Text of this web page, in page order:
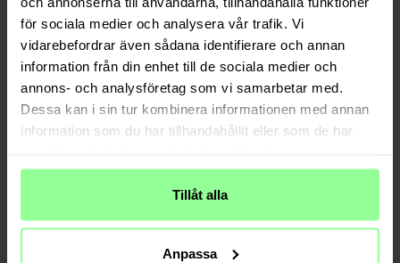
för sociala medier och analysera vår trafik. Vi
vidarebefordrar även sådana identifierare och annan
information från din enhet till de sociala medier och
annons- och analysföretag som vi samarbetar med.
Dessa kan i sin tur kombinera informationen med annan
information som du har tillhandahållit eller som de har
Tillåt alla
Anpassa
Bezahle sicher via Klarna oder PayPal
30 Tage Rückgaberecht
Art number :21389 Nillkin
PRODUKTBESCHREIBUNG
Displayschutzfolie für OnePlus 6.
Produktart: Displayschutzfolie
Farbe: Transparent